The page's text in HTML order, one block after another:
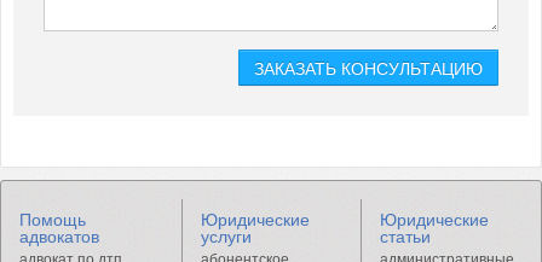
Помощь
адвокатов
Юридические
услуги
Юридические
статьи